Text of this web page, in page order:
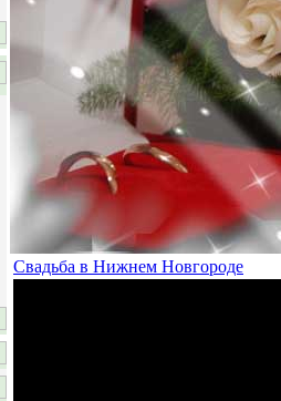
Свадьба в Нижнем Новгороде